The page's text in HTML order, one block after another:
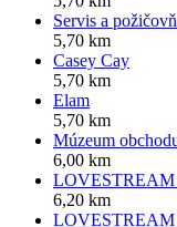
Servis a
5,70 km
Casey Cay
5,70 km
Elam
5,70 km
Múzeum
6,00 km
LOVESTREAM
6,20 km
LOVESTREAM